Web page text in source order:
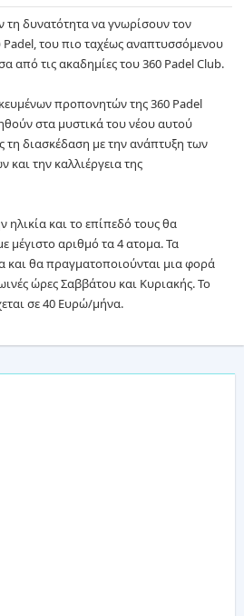
τη δυνατότητα να γνωρίσουν τον
του πιο ταχέως αναπτυσσόμενου
από τις ακαδημίες του 360 Padel Club.
προπονητών της 360 Padel
στα μυστικά του νέου αυτού
τη διασκέδαση με την ανάπτυξη των
και την καλλιέργεια της
ηλικία και το επίπεδό τους θα
μέγιστο αριθμό τα 4 ατομα. Τα
και θα πραγματοποιούνται μια φορά
ώρες Σαββάτου και Κυριακής. Το
σε 40 Ευρώ/μήνα.